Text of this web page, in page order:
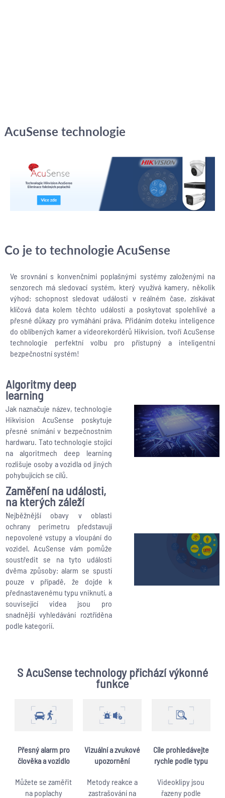
AcuSense technologie
Co je to technologie AcuSense
Ve srovnání s konvenčními poplašnými systémy založenými na
senzorech má sledovací systém, který využívá kamery, několik
výhod: schopnost sledovat události v reálném čase, získávat
klíčová data kolem těchto událostí a poskytovat spolehlivé a
přesné důkazy pro vymáhání práva. Přidáním doteku inteligence
do oblíbených kamer a videorekordérů Hikvision, tvoří AcuSense
technologie perfektní volbu pro přístupný a inteligentní
bezpečnostní systém!
Algoritmy deep
learning
Jak naznačuje název, technologie
Hikvision AcuSense poskytuje
přesné snímání v bezpečnostním
hardwaru. Tato technologie stojící
na algoritmech deep learning
rozlišuje osoby a vozidla od jiných
pohybujících se cílů.
Zaměření na události,
na kterých záleží
Nejběžnější obavy v oblasti
ochrany perimetru představují
nepovolené vstupy a vloupání do
vozidel. AcuSense vám pomůže
soustředit se na tyto události
dvěma způsoby: alarm se spustí
pouze v případě, že dojde k
přednastavenému typu vniknutí, a
související videa jsou pro
snadnější vyhledávání roztříděna
podle kategorií.
S AcuSense technology přichází výkonné
funkce
Přesný alarm pro
člověka a vozidlo
Vizuální a zvukové
upozornění
Cíle prohledávejte
rychle podle typu
Můžete se zaměřit
na poplachy
Metody reakce a
zastrašování na
Videoklipy jsou
řazeny podle